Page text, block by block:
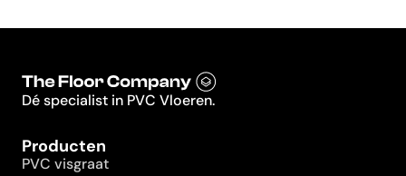
Dé specialist in PVC Vloeren.
Producten
PVC visgraat